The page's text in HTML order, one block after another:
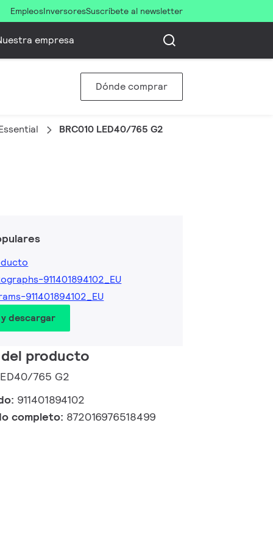
EmpleosInversoresSuscríbete al newsletter
empresa
Dónde comprar
BRC010 LED40/765 G2
911401894102_EU
911401894102_EU
descargar
producto
765 G2
911401894102
completo: 872016976518499